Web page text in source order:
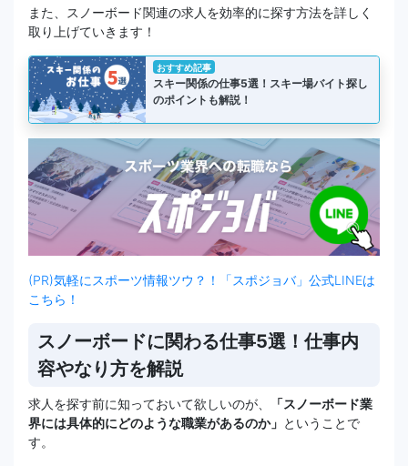
また、スノーボード関連の求人を効率的に探す方法を詳しく
取り上げていきます！
おすすめ記事
スキー関係の仕事5選！スキー場バイト探し
のポイントも解説！
(PR)気軽にスポーツ情報ツウ？！「スポジョバ」公式LINEは
こちら！
スノーボードに関わる仕事5選！仕事内
容やなり方を解説
求人を探す前に知っておいて欲しいのが、
「スノーボード業
界には具体的にどのような職業があるのか」 ということで
す。